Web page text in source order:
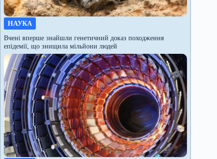
НАУКА
Вчені вперше знайшли генетичний доказ походження
епідемії, що знищила мільйони людей